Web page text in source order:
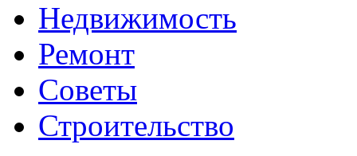
Недвижимость
Ремонт
Советы
Строительство